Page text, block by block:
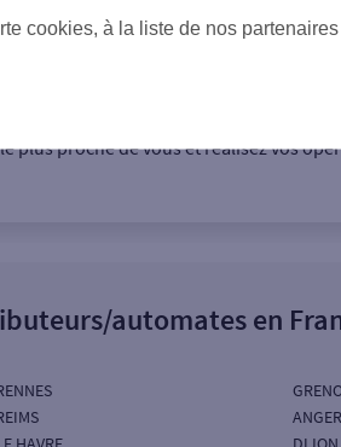
automates bancaires issue du
de ces enseignes sont peu à
plus proche de vous et réalisez vos
automates en
cookies, à la liste de nos